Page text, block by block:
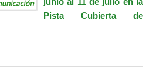
Pista Cubierta de